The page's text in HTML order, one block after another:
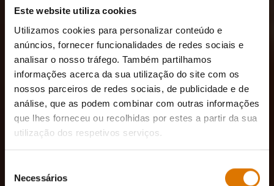
Este website utiliza cookies
Utilizamos cookies para personalizar conteúdo e
anúncios, fornecer funcionalidades de redes sociais e
analisar o nosso tráfego. Também partilhamos
informações acerca da sua utilização do site com os
nossos parceiros de redes sociais, de publicidade e de
análise, que as podem combinar com outras informações
que lhes forneceu ou recolhidas por estes a partir da sua
utilização dos respetivos serviços.
Necessários